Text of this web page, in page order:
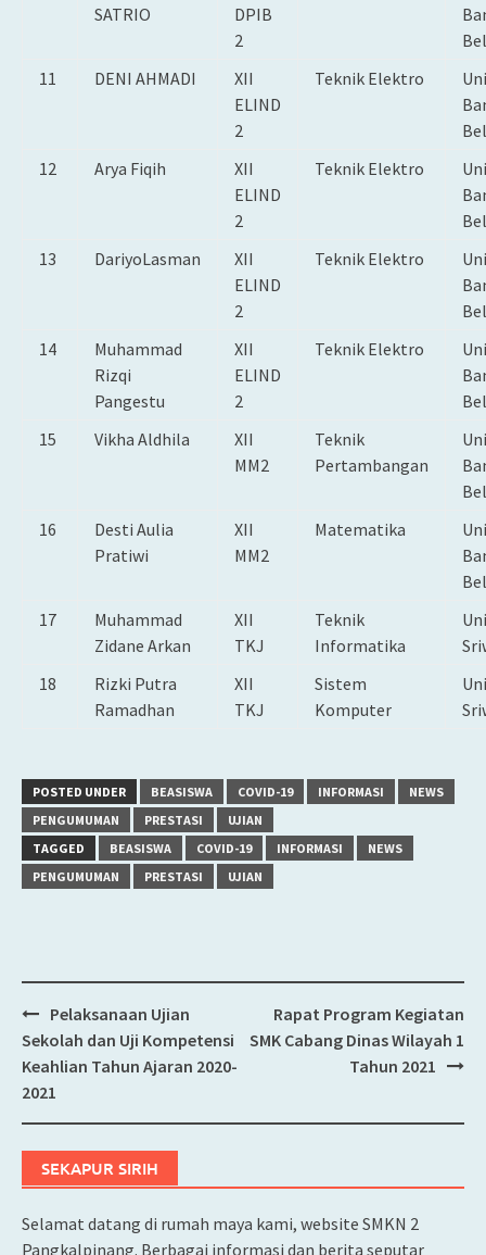
SATRIO
DPIB
2
11
DENI AHMADI
XII
ELIND
2
Teknik Elektro
12
Arya Fiqih
XII
ELIND
2
Teknik Elektro
13
DariyoLasman
XII
ELIND
2
Teknik Elektro
14
Muhammad
Rizqi
Pangestu
XII
ELIND
2
Teknik Elektro
15
Vikha Aldhila
XII
MM2
Teknik
Pertambangan
16
Desti Aulia
Pratiwi
XII
MM2
Matematika
17
Muhammad
Zidane Arkan
XII
TKJ
Teknik
Informatika
18
Rizki Putra
Ramadhan
XII
TKJ
Sistem
Komputer
POSTED UNDER BEASISWA COVID-19 INFORMASI
NEWS
PENGUMUMAN
PRESTASI
UJIAN
TAGGED
BEASISWA COVID-19 INFORMASI
NEWS
PENGUMUMAN
PRESTASI UJIAN
Post
navigation
Pelaksanaan Ujian
Sekolah dan Uji Kompetensi
Keahlian Tahun Ajaran 2020-
2021
Rapat Program Kegiatan
SMK Cabang Dinas Wilayah 1
Tahun 2021
SEKAPUR SIRIH
Selamat datang di rumah maya kami, website SMKN 2
Pangkalpinang. Berbagai informasi dan berita seputar